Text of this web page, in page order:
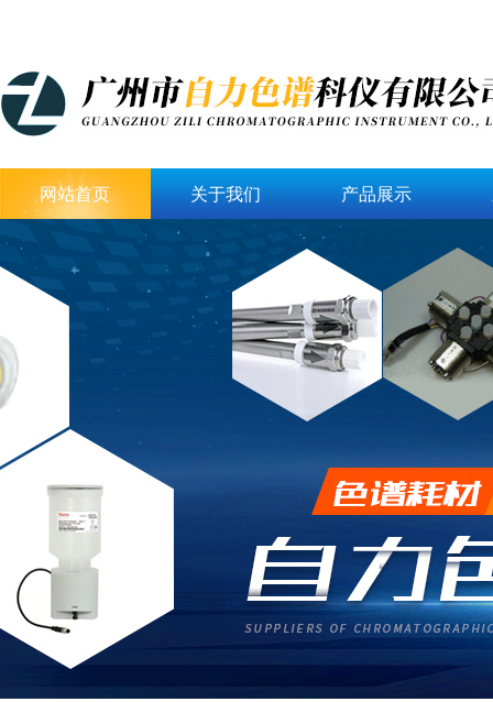
网站首页 关于我们 产品展示